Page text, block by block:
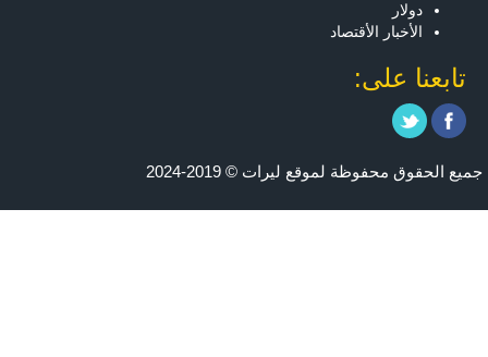
دولار
الأخبار الأقتصاد
تابعنا على:
جميع الحقوق محفوظة لموقع ليرات © 2019-2024